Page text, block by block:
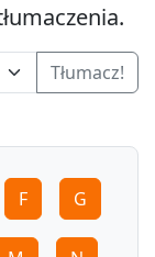
Tłumacz!
F G